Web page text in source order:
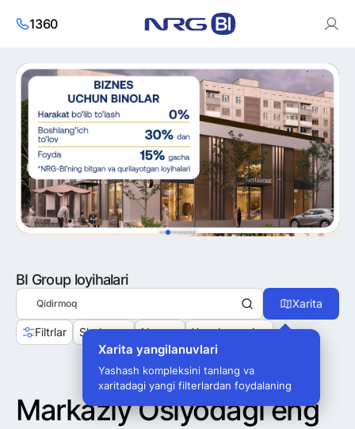
1360
BI Group loyihalari
Xarita
Filtrlar Shahar Narx Xonalar soni
Fetch error
Markaziy Osiyodagi eng
Saytdan foydalanish orqali siz cookies va shaxsiy ma’lumotlarni
qayta ishlash siyosatiga roziligingizni bildirasiz.
Roziman
Xarita yangilanuvlari
Yashash kompleksini tanlang va
xaritadagi yangi filterlardan foydalaning